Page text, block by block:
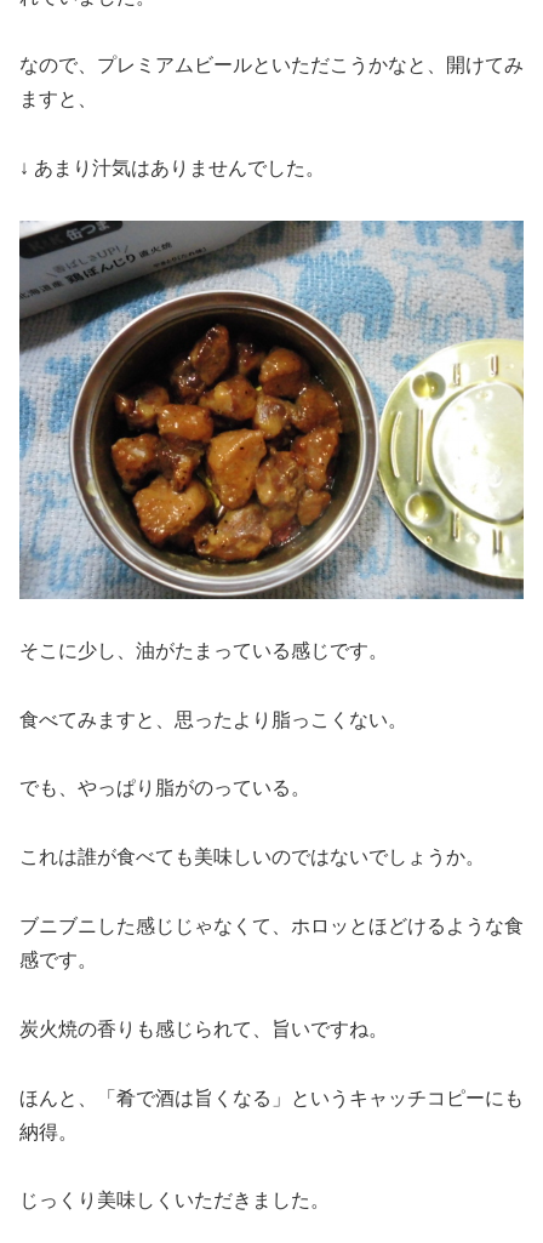
なので、プレミアムビールといただこうかなと、開けてみ
ますと、
↓ あまり汁気はありませんでした。
そこに少し、油がたまっている感じです。
食べてみますと、思ったより脂っこくない。
でも、やっぱり脂がのっている。
これは誰が食べても美味しいのではないでしょうか。
ブニブニした感じじゃなくて、ホロッとほどけるような食
感です。
炭火焼の香りも感じられて、旨いですね。
ほんと、「肴で酒は旨くなる」というキャッチコピーにも
納得。
じっくり美味しくいただきました。